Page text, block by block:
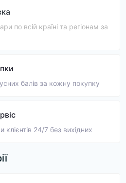
по всій країні та регіонам за
балів за кожну покупку
24/7 без вихідних